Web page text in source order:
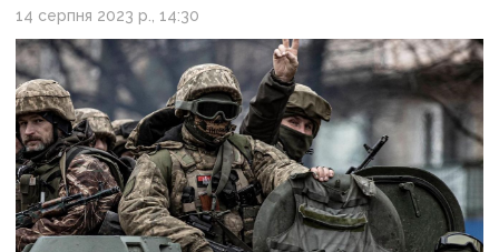
14 серпня 2023 р., 14:30